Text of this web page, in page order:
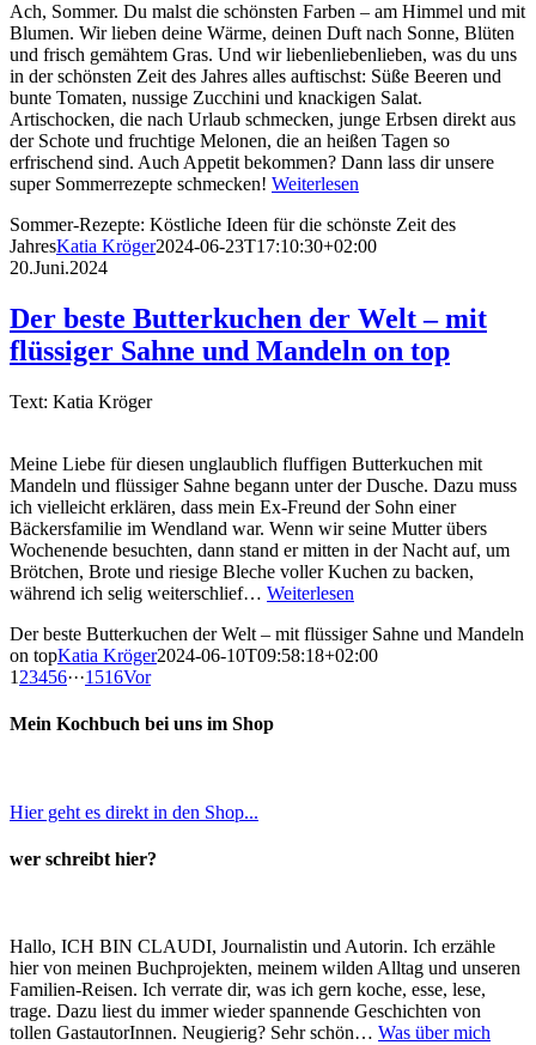
Ach, Sommer. Du malst die schönsten Farben – am Himmel und mit
Blumen. Wir lieben deine Wärme, deinen Duft nach Sonne, Blüten
und frisch gemähtem Gras. Und wir liebenliebenlieben, was du uns
in der schönsten Zeit des Jahres alles auftischst: Süße Beeren und
bunte Tomaten, nussige Zucchini und knackigen Salat.
Artischocken, die nach Urlaub schmecken, junge Erbsen direkt aus
der Schote und fruchtige Melonen, die an heißen Tagen so
erfrischend sind. Auch Appetit bekommen? Dann lass dir unsere
super Sommerrezepte schmecken! Weiterlesen
Sommer-Rezepte: Köstliche Ideen für die schönste Zeit des
JahresKatia Kröger2024-06-23T17:10:30+02:00
20.Juni.2024
Der beste Butterkuchen der Welt – mit
flüssiger Sahne und Mandeln on top
Text: Katia Kröger
Meine Liebe für diesen unglaublich fluffigen Butterkuchen mit
Mandeln und flüssiger Sahne begann unter der Dusche. Dazu muss
ich vielleicht erklären, dass mein Ex-Freund der Sohn einer
Bäckersfamilie im Wendland war. Wenn wir seine Mutter übers
Wochenende besuchten, dann stand er mitten in der Nacht auf, um
Brötchen, Brote und riesige Bleche voller Kuchen zu backen,
während ich selig weiterschlief… Weiterlesen
Der beste Butterkuchen der Welt – mit flüssiger Sahne und Mandeln
on topKatia Kröger2024-06-10T09:58:18+02:00
1 23456···1516Vor
Mein Kochbuch bei uns im Shop
Hier geht es direkt in den Shop...
wer schreibt hier?
Hallo, ICH BIN CLAUDI, Journalistin und Autorin. Ich erzähle
hier von meinen Buchprojekten, meinem wilden Alltag und unseren
Familien-Reisen. Ich verrate dir, was ich gern koche, esse, lese,
trage. Dazu liest du immer wieder spannende Geschichten von
tollen GastautorInnen. Neugierig? Sehr schön… Was über mich